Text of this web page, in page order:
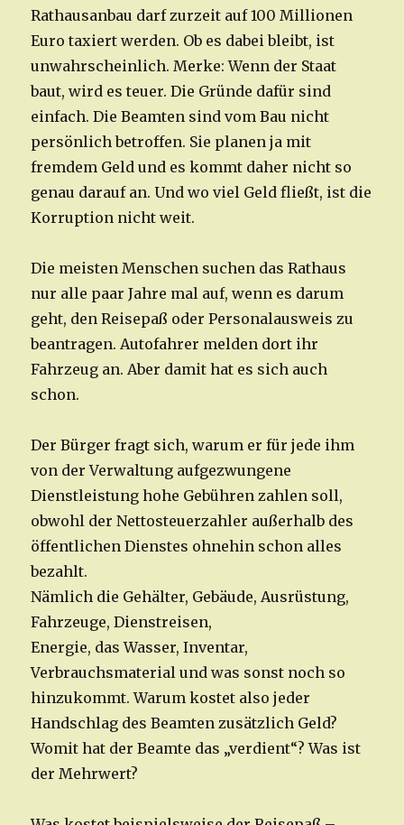
Rathausanbau darf zurzeit auf 100 Millionen
Euro taxiert werden. Ob es dabei bleibt, ist
unwahrscheinlich. Merke: Wenn der Staat
baut, wird es teuer. Die Gründe dafür sind
einfach. Die Beamten sind vom Bau nicht
persönlich betroffen. Sie planen ja mit
fremdem Geld und es kommt daher nicht so
genau darauf an. Und wo viel Geld fließt, ist die
Korruption nicht weit.
Die meisten Menschen suchen das Rathaus
nur alle paar Jahre mal auf, wenn es darum
geht, den Reisepaß oder Personalausweis zu
beantragen. Autofahrer melden dort ihr
Fahrzeug an. Aber damit hat es sich auch
schon.
Der Bürger fragt sich, warum er für jede ihm
von der Verwaltung aufgezwungene
Dienstleistung hohe Gebühren zahlen soll,
obwohl der Nettosteuerzahler außerhalb des
öffentlichen Dienstes ohnehin schon alles
bezahlt.
Nämlich die Gehälter, Gebäude, Ausrüstung,
Fahrzeuge, Dienstreisen,
Energie, das Wasser, Inventar,
Verbrauchsmaterial und was sonst noch so
hinzukommt. Warum kostet also jeder
Handschlag des Beamten zusätzlich Geld?
Womit hat der Beamte das „verdient“? Was ist
der Mehrwert?